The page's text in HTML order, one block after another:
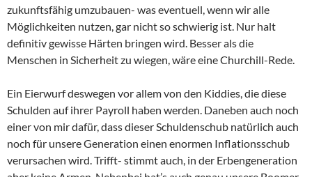
zukunftsfähig umzubauen- was eventuell, wenn wir alle
Möglichkeiten nutzen, gar nicht so schwierig ist. Nur halt
definitiv gewisse Härten bringen wird. Besser als die
Menschen in Sicherheit zu wiegen, wäre eine Churchill-Rede.
Ein Eierwurf deswegen vor allem von den Kiddies, die diese
Schulden auf ihrer Payroll haben werden. Daneben auch noch
einer von mir dafür, dass dieser Schuldenschub natürlich auch
noch für unsere Generation einen enormen Inflationsschub
verursachen wird. Trifft- stimmt auch, in der Erbengeneration